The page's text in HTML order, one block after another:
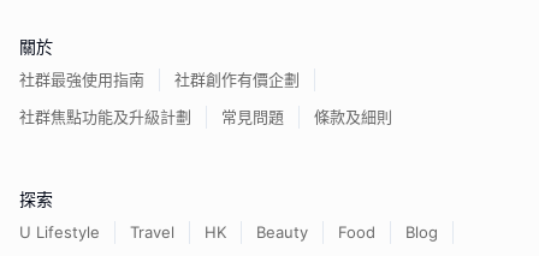
關於
社群最強使用指南
社群創作有價企劃
社群焦點功能及升級計劃
常見問題 條款及細則
探索
U Lifestyle Travel HK Beauty Food Blog